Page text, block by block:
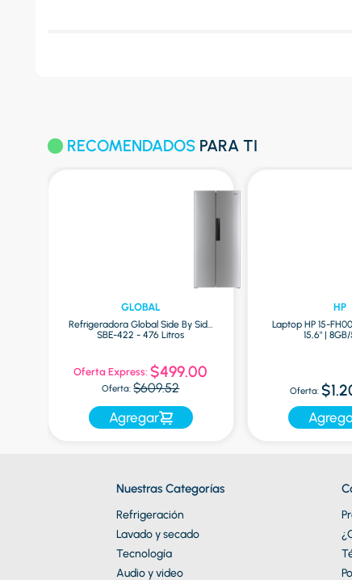
RECOMENDADOS PARA TI
GLOBAL
Refrigeradora Global Side By Side
SBE-422 - 476 Litros
Oferta Express: $499.00
Oferta: $609.52
Agregar
HP
Laptop HP 15-
15,6" |
Oferta:
Nuestras Categorías
Refrigeración
Lavado y secado
Tecnología
Audio y video